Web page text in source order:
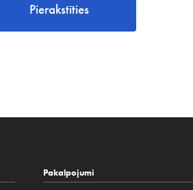
Pierakstīties
Pakalpojumi